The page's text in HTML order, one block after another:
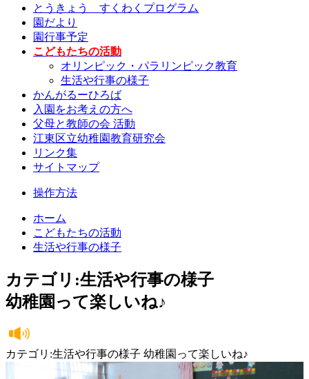
とうきょう すくわくプログラム
園だより
園行事予定
こどもたちの活動
オリンピック・パラリンピック教育
生活や行事の様子
かんがるーひろば
入園をお考えの方へ
父母と教師の会 活動
江東区立幼稚園教育研究会
リンク集
サイトマップ
操作方法
ホーム
こどもたちの活動
生活や行事の様子
カテゴリ:生活や行事の様子
幼稚園って楽しいね♪
カテゴリ:生活や行事の様子 幼稚園って楽しいね♪